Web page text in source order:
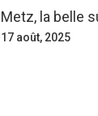
Metz, la belle
17 août, 2025